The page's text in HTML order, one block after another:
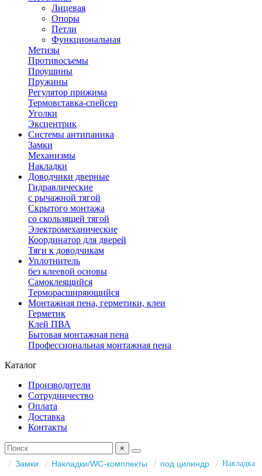
Лицевая
Опоры
Петли
Функциональная
Метизы
Противосъемы
Проушины
Пружины
Регулятор прижима
Термовставка-спейсер
Уголки
Эксцентрик
Системы антипаника
Замки
Механизмы
Накладки
Доводчики дверные
Гидравлические
с рычажной тягой
Скрытого монтажа
со скользящей тягой
Электромеханические
Координатор для дверей
Тяги к доводчикам
Уплотнитель
без клеевой основы
Самоклеящийся
Терморасширяющийся
Монтажная пена, герметики, клеи
Герметик
Клей ПВА
Бытовая монтажная пена
Профессиональная монтажная пена
Каталог
Производители
Сотрудничество
Оплата
Доставка
Контакты
×
Замки Накладки/WC-комплекты под цилиндр Накладка